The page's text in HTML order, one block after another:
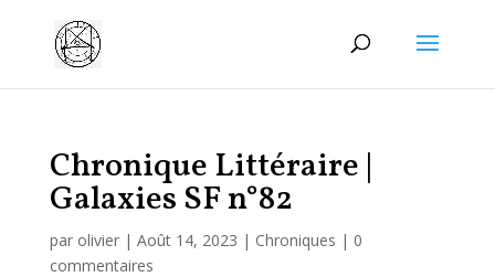
Chronique Littéraire |
Galaxies SF n°82
par olivier| Août 14, 2023 | Chroniques | 0
commentaires